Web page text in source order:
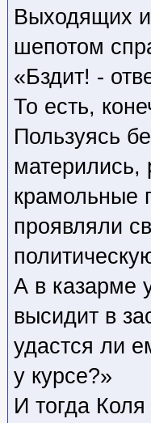
Выходящих
шепотом
«Бздит! -
То есть,
Пользуясь
матерились,
крамольные
проявляли
А в казарме
высидит в
удастся ли
у курсе?»
И тогда